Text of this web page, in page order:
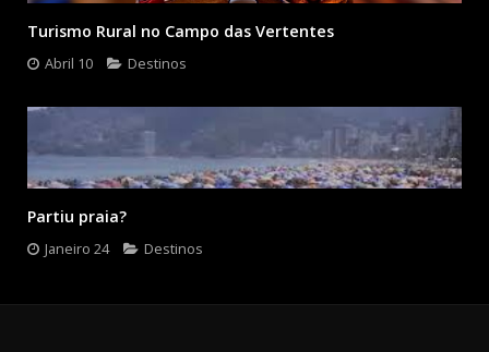
Turismo Rural no Campo das Vertentes
Abril 10 Destinos
Partiu praia?
Janeiro 24 Destinos